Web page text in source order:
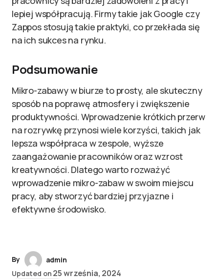
lepiej współpracują. Firmy takie jak Google czy
Zappos stosują takie praktyki, co przekłada się
na ich sukces na rynku.
Podsumowanie
Mikro-zabawy w biurze to prosty, ale skuteczny
sposób na poprawę atmosfery i zwiększenie
produktywności. Wprowadzenie krótkich przerw
na rozrywkę przynosi wiele korzyści, takich jak
lepsza współpraca w zespole, wyższe
zaangażowanie pracowników oraz wzrost
kreatywności. Dlatego warto rozważyć
wprowadzenie mikro-zabaw w swoim miejscu
pracy, aby stworzyć bardziej przyjazne i
efektywne środowisko.
By
admin
Updated on 25 września, 2024